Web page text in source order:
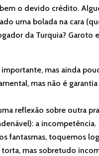
o devido crédito.
uma bolada na cara
da Turquia?
mas ainda
mas não é
reflexão sobre outra
a incompetência.
fantasmas, toquemos
mas sobretudo